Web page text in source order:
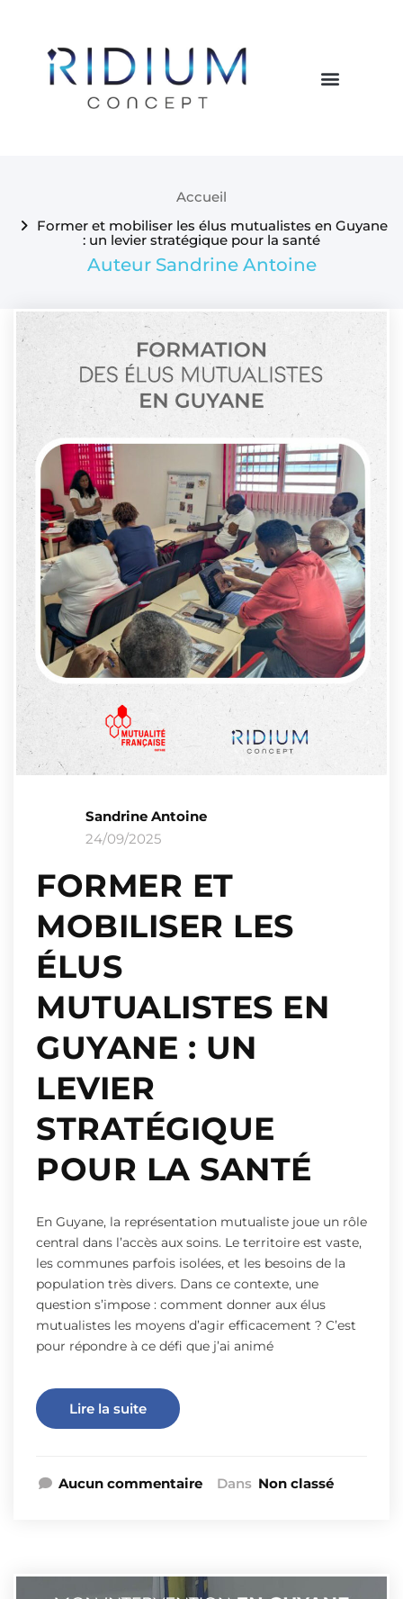
Accueil
Former et mobiliser les élus mutualistes en Guyane
: un levier stratégique pour la santé
Auteur Sandrine Antoine
Sandrine Antoine
24/09/2025
FORMER ET
MOBILISER LES
ÉLUS
MUTUALISTES EN
GUYANE : UN
LEVIER
STRATÉGIQUE
POUR LA SANTÉ
En Guyane, la représentation mutualiste joue un rôle
central dans l’accès aux soins. Le territoire est vaste,
les communes parfois isolées, et les besoins de la
population très divers. Dans ce contexte, une
question s’impose : comment donner aux élus
mutualistes les moyens d’agir efficacement ? C’est
pour répondre à ce défi que j’ai animé
Lire la suite
Aucun commentaire Dans Non classé